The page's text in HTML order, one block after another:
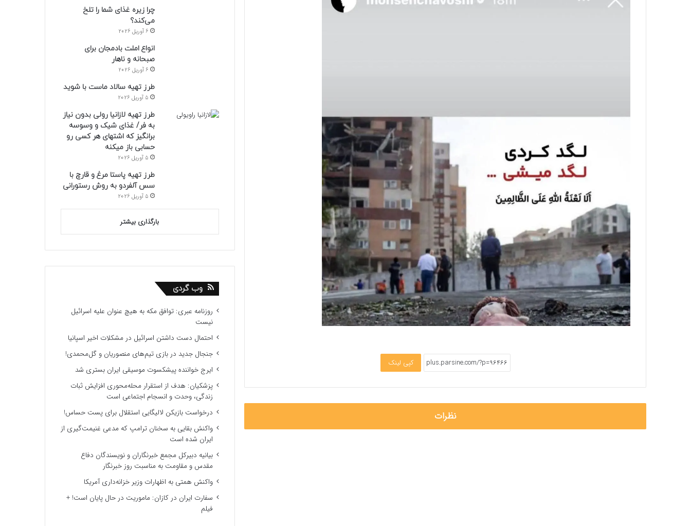
کپی لینک
نظرات
چرا زیره غذای شما را تلخ
می‌کند؟
6 آوریل 2026
انواع املت بادمجان برای
صبحانه و ناهار
6 آوریل 2026
طرز تهیه سالاد ماست با شوید
5 آوریل 2026
طرز تهیه لازانیا رولی بدون نیاز
به فر/ غذای شیک و وسوسه
برانگیز که اشتهای هر کسی رو
حسابی باز میکنه
5 آوریل 2026
طرز تهیه پاستا مرغ و قارچ با
سس آلفردو به روش رستورانی
5 آوریل 2026
بارگذاری بیشتر
وب گردی
روزنامه عبری: توافق مکه به هیچ عنوان علیه اسرائیل
نیست
احتمال دست داشتن اسرائیل در مشکلات اخیر اسپانیا
جنجال جدید در بازی تیم‌های منصوریان و گل‌محمدی!
ایرج خواننده پیشکسوت موسیقی ایران بستری شد
پزشکیان: هدف از استقرار محله‌محوری افزایش ثبات
زندگی، وحدت و انسجام اجتماعی است
درخواست بازیکن لالیگایی استقلال برای پست حساس!
واکنش بقایی به سخنان ترامپ که مدعی غنیمت‌گیری از
ایران شده است
بیانیه دبیرکل مجمع خبرنگاران و نویسندگان دفاع
مقدس و مقاومت به مناسبت روز خبرنگار
واکنش همتی به اظهارات وزیر خزانه‌داری آمریکا
سفارت ایران در کازان: ماموریت در حال پایان است! +
فیلم